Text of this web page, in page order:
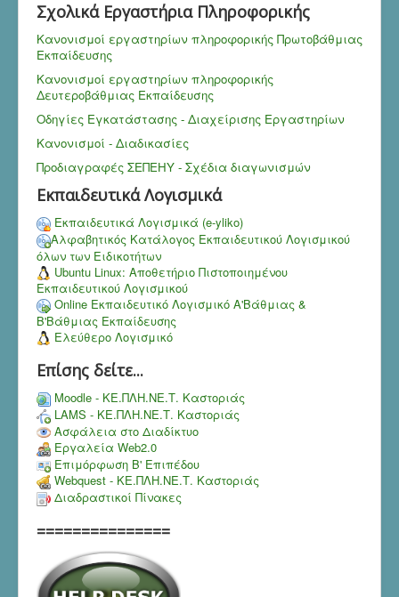
Σχολικά Εργαστήρια Πληροφορικής
Κανονισμοί εργαστηρίων πληροφορικής Πρωτοβάθμιας
Εκπαίδευσης
Κανονισμοί εργαστηρίων πληροφορικής
Δευτεροβάθμιας Εκπαίδευσης
Οδηγίες Εγκατάστασης - Διαχείρισης Εργαστηρίων
Κανονισμοί - Διαδικασίες
Προδιαγραφές ΣΕΠΕΗΥ - Σχέδια διαγωνισμών
Εκπαιδευτικά Λογισμικά
Εκπαιδευτικά Λογισμικά (e-yliko)
Αλφαβητικός Κατάλογος Εκπαιδευτικού Λογισμικού
όλων των Ειδικοτήτων
Ubuntu Linux: Αποθετήριο Πιστοποιημένου
Εκπαιδευτικού Λογισμικού
Online Εκπαιδευτικό Λογισμικό Α'Βάθμιας &
Β'Βάθμιας Εκπαίδευσης
Ελεύθερο Λογισμικό
Επίσης δείτε...
Moodle - ΚΕ.ΠΛΗ.ΝΕ.Τ. Καστοριάς
LAMS - ΚΕ.ΠΛΗ.ΝΕ.Τ. Καστοριάς
Ασφάλεια στο Διαδίκτυο
Εργαλεία Web2.0
Επιμόρφωση Β' Επιπέδου
Webquest - ΚΕ.ΠΛΗ.ΝΕ.Τ. Καστοριάς
Διαδραστικοί Πίνακες
===============